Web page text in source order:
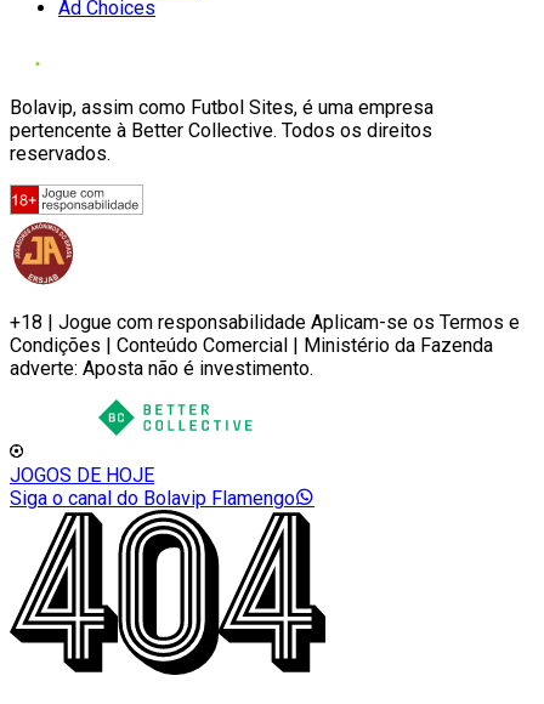
Ad Choices
Bolavip, assim como Futbol Sites, é uma empresa
pertencente à Better Collective. Todos os direitos
reservados.
+18 | Jogue com responsabilidade Aplicam-se os Termos e
Condições | Conteúdo Comercial | Ministério da Fazenda
adverte: Aposta não é investimento.
JOGOS DE HOJE
Siga o canal do Bolavip Flamengo